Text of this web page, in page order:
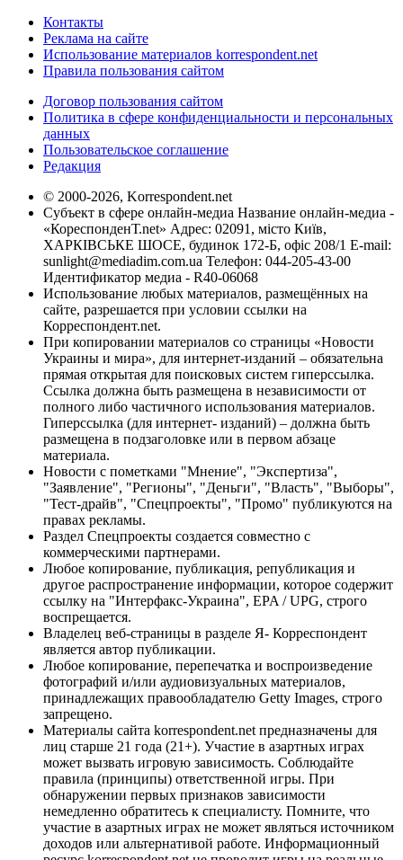
Контакты
Реклама на сайте
Использование материалов korrespondent.net
Правила пользования сайтом
Договор пользования сайтом
Политика в сфере конфиденциальности и персональных
данных
Пользовательское соглашение
Редакция
© 2000-2026, Korrespondent.net
Субъект в сфере онлайн-медиа Название онлайн-медиа -
«КореспонденТ.net» Адрес: 02091, місто Київ,
ХАРКІВСЬКЕ ШОСЕ, будинок 172-Б, офіс 208/1 E-mail:
sunlight@mediadim.com.ua Телефон: 044-205-43-00
Идентификатор медиа - R40-06068
Использование любых материалов, размещённых на
сайте, разрешается при условии ссылки на
Корреспондент.net.
При копировании материалов со страницы «Новости
Украины и мира», для интернет-изданий – обязательна
прямая открытая для поисковых систем гиперссылка.
Ссылка должна быть размещена в независимости от
полного либо частичного использования материалов.
Гиперссылка (для интернет- изданий) – должна быть
размещена в подзаголовке или в первом абзаце
материала.
Новости с пометками "Мнение", "Экспертиза",
"Заявление", "Регионы", "Деньги", "Власть", "Выборы",
"Тест-драйв", "Спецпроекты", "Промо" публикуются на
правах рекламы.
Раздел Спецпроекты создается совместно с
коммерческими партнерами.
Любое копирование, публикация, републикация и
другое распространение информации, которое содержит
ссылку на "Интерфакс-Украина", EPA / UPG, строго
воспрещается.
Владелец веб-страницы в разделе Я- Корреспондент
является автор публикации.
Любое копирование, перепечатка и воспроизведение
фотографий и/или аудиовизуальных материалов,
принадлежащих правообладателю Getty Images, строго
запрещено.
Материалы сайта korrespondent.net предназначены для
лиц старше 21 года (21+). Участие в азартных играх
может вызвать игровую зависимость. Соблюдайте
правила (принципы) ответственной игры. При
обнаружении первых признаков зависимости
немедленно обратитесь к специалисту. Помните, что
участие в азартных играх не может являться источником
доходов или альтернативой работе. Информационный